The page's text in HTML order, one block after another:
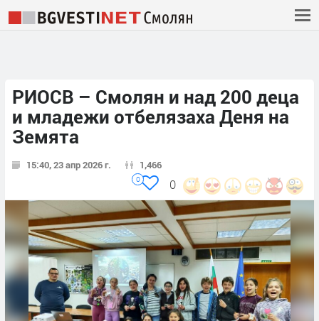
РИОСВ – Смолян и над 200 деца
и младежи отбелязаха Деня на
Земята
15:40, 23 апр 2026 г. 1,466
0
0